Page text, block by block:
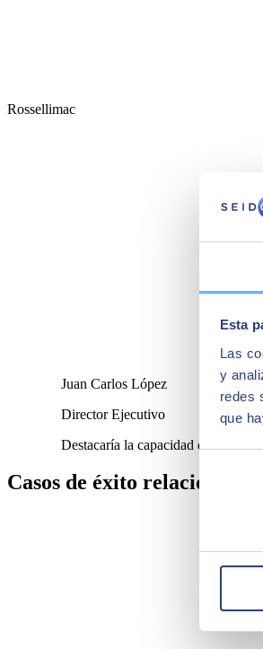
Esta
Las
y
redes
que
de
Rossellimac
Juan Carlos López
Director Ejecutivo
Destacaría la capacidad de la
Casos de éxito